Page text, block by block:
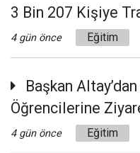
3 Bin 207 Kişiye
4 gün önce Eğitim
Başkan
Öğrencilerine
4 gün önce Eğitim